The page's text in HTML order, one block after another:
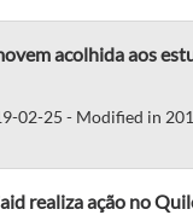
acolhida aos
02-25 - Modified in
realiza ação no